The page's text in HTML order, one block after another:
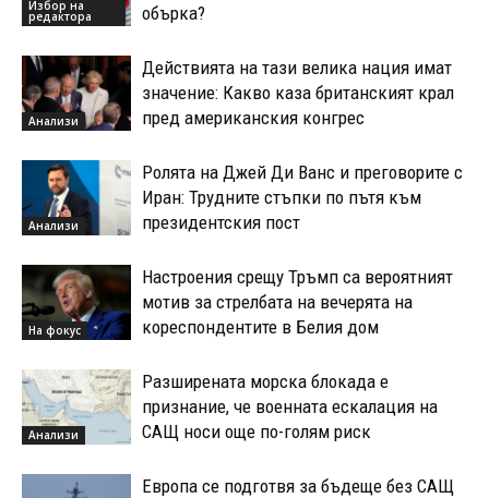
Избор на
редактора обърка?
Анализи
Действията на тази велика нация имат
значение: Какво каза британският крал
пред американския конгрес
Анализи
Ролята на Джей Ди Ванс и преговорите с
Иран: Трудните стъпки по пътя към
президентския пост
На фокус
Настроения срещу Тръмп са вероятният
мотив за стрелбата на вечерята на
кореспондентите в Белия дом
Анализи
Разширената морска блокада е
признание, че военната ескалация на
САЩ носи още по-голям риск
Европа се подготвя за бъдеще без САЩ